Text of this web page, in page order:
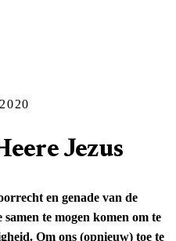
Jezus
en genade van de
samen te mogen komen om te
Om ons (opnieuw) toe te